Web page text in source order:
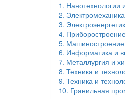
1. Нанотехнологии
2. Электромеханика
3.
4. Приборостроение
5.
6. Информатика и
7. Металлургия и
8. Техника и
9. Техника и
10. Гранильная